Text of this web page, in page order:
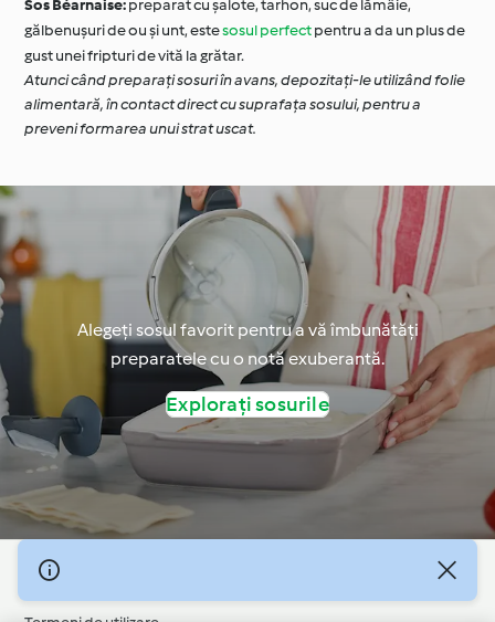
Sos Béarnaise:preparat cu șalote, tarhon, suc de lămâie,
gălbenușuri de ou și unt, estesosul perfectpentru a da un plus de
gust unei fripturi de vită la grătar.
Atunci când preparați sosuri în avans, depozitați-le utilizând folie
alimentară, în contact direct cu suprafața sosului, pentru a
preveni formarea unui strat uscat.
Alegeți sosul favorit pentru a vă îmbunătăți
preparatele cu o notă exuberantă.
Explorați sosurile
© Drepturile de autor 2026